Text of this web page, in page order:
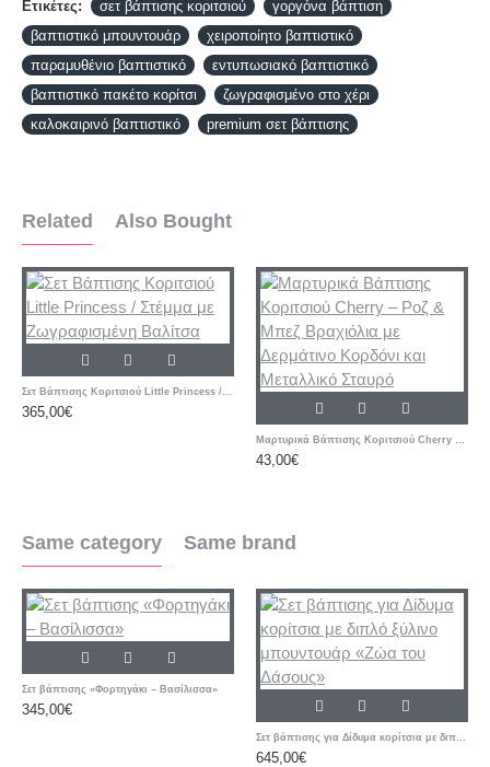
Ετικέτες: σετ βάπτισης κοριτσιού
γοργόνα βάπτιση
βαπτιστικό μπουντουάρ
χειροποίητο βαπτιστικό
παραμυθένιο βαπτιστικό
εντυπωσιακό βαπτιστικό
βαπτιστικό πακέτο κορίτσι
ζωγραφισμένο στο χέρι
καλοκαιρινό βαπτιστικό
premium σετ βάπτισης
Related Also Bought
Σετ Βάπτισης Κοριτσιού Little Princess / Στέμμα με Ζωγραφισμένη Βαλίτσα
365,00€
Μαρτυρικά Βάπτισης Κοριτσιού Cherry – Ροζ & Μπεζ Βραχιόλια με Δερμάτινο Κορδόνι και Μεταλλικό Σταυρό
43,00€
Same category Same brand
Σετ βάπτισης «Φορτηγάκι – Βασίλισσα»
345,00€
Σετ βάπτισης για Δίδυμα κορίτσια με διπλό ξύλινο μπουντουάρ «Ζώα του Δάσους»
645,00€